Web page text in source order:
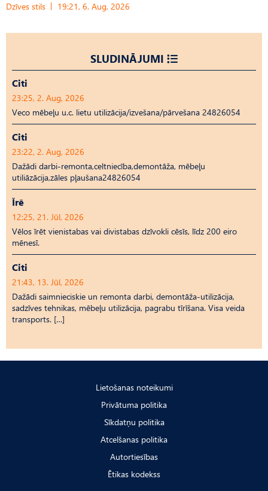
Dzīves stils 19:21, 6. Aug, 2026
SLUDINĀJUMI
Citi
23:25, 2. Aug, 2026
Veco mēbeļu u.c. lietu utilizācija/izvešana/pārvešana 24826054
Citi
23:22, 2. Aug, 2026
Dažādi darbi-remonta,celtniecība,demontāža, mēbeļu
utiliāzācija,zāles pļaušana24826054
Īrē
12:25, 21. Jūl, 2026
Vēlos īrēt vienistabas vai divistabas dzīvokli cēsīs, līdz 200 eiro
mēnesī.
Citi
21:43, 13. Jūl, 2026
Dažādi saimnieciskie un remonta darbi, demontāža-utilizācija,
sadzīves tehnikas, mēbeļu utilizācija, pagrabu tīrīšana. Visa veida
transports. […]
Lietošanas noteikumi
Privātuma politika
Sīkdatņu politika
Atcelšanas politika
Autortiesības
Ētikas kodekss